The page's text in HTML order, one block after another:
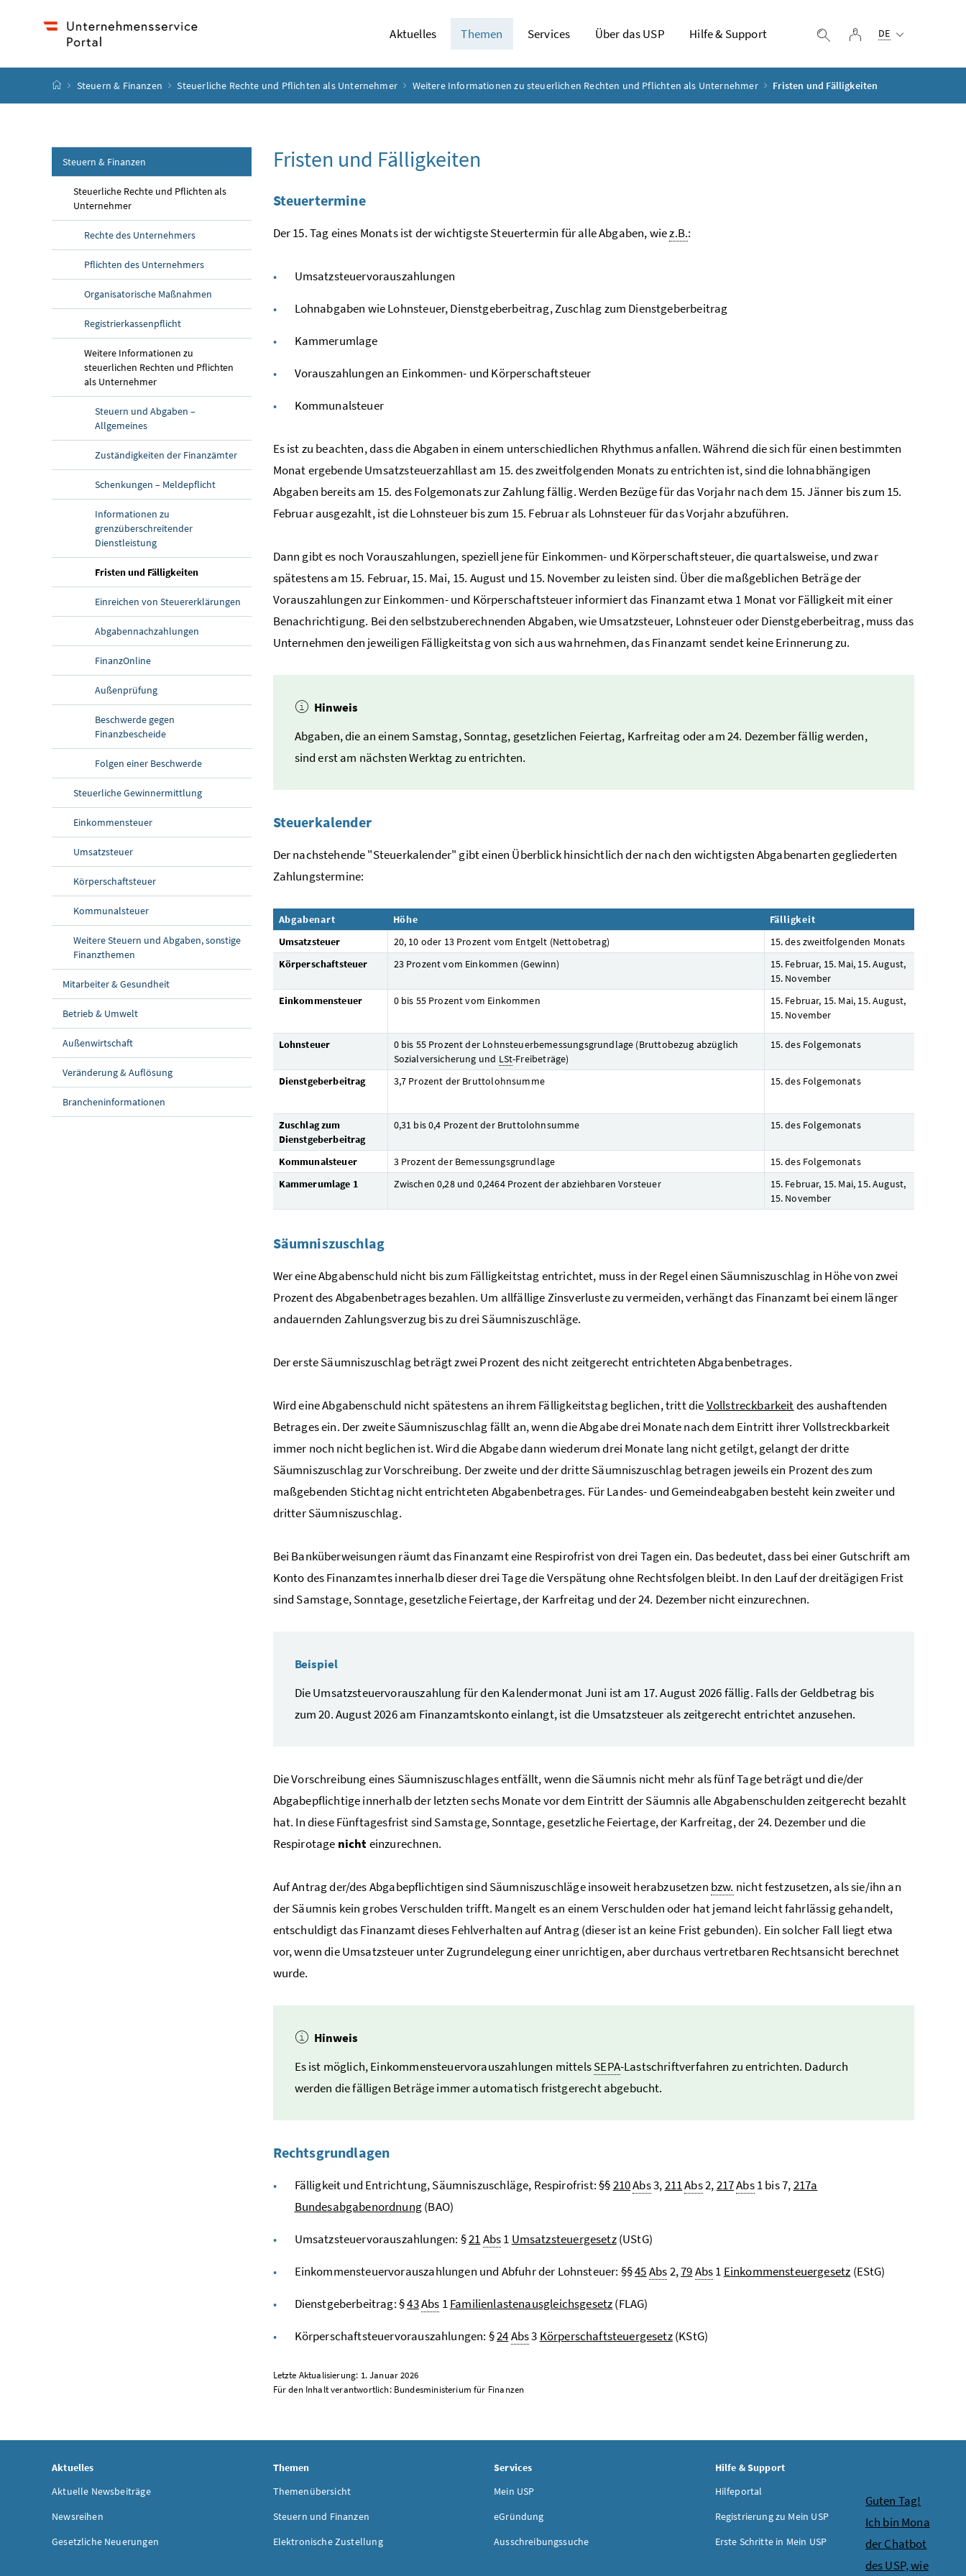
Aktuelles Themen Services Über das USP Hilfe & Support Suche einblenden
Login
DE
Startseite
Steuern & Finanzen Steuerliche Rechte und Pflichten als Unternehmer Weitere Informationen zu steuerlichen Rechten und Pflichten als Unternehmer Fristen und Fälligkeiten
Steuern & Finanzen
Steuerliche Rechte und Pflichten als
Unternehmer
Rechte des Unternehmers
Pflichten des Unternehmers
Organisatorische Maßnahmen
Registrierkassenpflicht
Weitere Informationen zu
steuerlichen Rechten und Pflichten
als Unternehmer
Steuern und Abgaben –
Allgemeines
Zuständigkeiten der Finanzämter
Schenkungen – Meldepflicht
Informationen zu
grenzüberschreitender
Dienstleistung
Fristen und Fälligkeiten
Einreichen von Steuererklärungen
Abgabennachzahlungen
FinanzOnline
Außenprüfung
Beschwerde gegen
Finanzbescheide
Folgen einer Beschwerde
Steuerliche Gewinnermittlung
Einkommensteuer
Umsatzsteuer
Körperschaftsteuer
Kommunalsteuer
Weitere Steuern und Abgaben, sonstige
Finanzthemen
Mitarbeiter & Gesundheit
Betrieb & Umwelt
Außenwirtschaft
Veränderung & Auflösung
Brancheninformationen
Fristen und Fälligkeiten
Steuertermine
Der 15. Tag eines Monats ist der wichtigste Steuertermin für alle Abgaben, wiez.B.:
Umsatzsteuervorauszahlungen
Lohnabgaben wie Lohnsteuer, Dienstgeberbeitrag, Zuschlag zum Dienstgeberbeitrag
Kammerumlage
Vorauszahlungen an Einkommen- und Körperschaftsteuer
Kommunalsteuer
Es ist zu beachten, dass die Abgaben in einem unterschiedlichen Rhythmus anfallen. Während die sich für einen bestimmten
Monat ergebende Umsatzsteuerzahllast am 15. des zweitfolgenden Monats zu entrichten ist, sind die lohnabhängigen
Abgaben bereits am 15. des Folgemonats zur Zahlung fällig. Werden Bezüge für das Vorjahr nach dem 15. Jänner bis zum 15.
Februar ausgezahlt, ist die Lohnsteuer bis zum 15. Februar als Lohnsteuer für das Vorjahr abzuführen.
Dann gibt es noch Vorauszahlungen, speziell jene für Einkommen- und Körperschaftsteuer, die quartalsweise, und zwar
spätestens am 15. Februar, 15. Mai, 15. August und 15. November zu leisten sind. Über die maßgeblichen Beträge der
Vorauszahlungen zur Einkommen- und Körperschaftsteuer informiert das Finanzamt etwa 1 Monat vor Fälligkeit mit einer
Benachrichtigung. Bei den selbstzuberechnenden Abgaben, wie Umsatzsteuer, Lohnsteuer oder Dienstgeberbeitrag, muss das
Unternehmen den jeweiligen Fälligkeitstag von sich aus wahrnehmen, das Finanzamt sendet keine Erinnerung zu.
Hinweis
Abgaben, die an einem Samstag, Sonntag, gesetzlichen Feiertag, Karfreitag oder am 24. Dezember fällig werden,
sind erst am nächsten Werktag zu entrichten.
Steuerkalender
Der nachstehende "Steuerkalender" gibt einen Überblick hinsichtlich der nach den wichtigsten Abgabenarten gegliederten
Zahlungstermine:
Abgabenart Höhe
Fälligkeit
Umsatzsteuer
20, 10 oder 13 Prozent vom Entgelt (Nettobetrag)
15. des zweitfolgenden Monats
Körperschaftsteuer
23 Prozent vom Einkommen (Gewinn)
15. Februar, 15. Mai, 15. August,
15. November
Einkommensteuer
0 bis 55 Prozent vom Einkommen
15. Februar, 15. Mai, 15. August,
15. November
Lohnsteuer
0 bis 55 Prozent der Lohnsteuerbemessungsgrundlage (Bruttobezug abzüglich
Sozialversicherung und LSt-Freibeträge)
15. des Folgemonats
Dienstgeberbeitrag 3,7 Prozent der Bruttolohnsumme 15. des Folgemonats
Zuschlag zum
Dienstgeberbeitrag
0,31 bis 0,4 Prozent der Bruttolohnsumme 15. des Folgemonats
Kommunalsteuer 3 Prozent der Bemessungsgrundlage
15. des Folgemonats
Kammerumlage 1
Zwischen 0,28 und 0,2464 Prozent der abziehbaren Vorsteuer
15. Februar, 15. Mai, 15. August,
15. November
Säumniszuschlag
Wer eine Abgabenschuld nicht bis zum Fälligkeitstag entrichtet, muss in der Regel einen Säumniszuschlag in Höhe von zwei
Prozent des Abgabenbetrages bezahlen. Um allfällige Zinsverluste zu vermeiden, verhängt das Finanzamt bei einem länger
andauernden Zahlungsverzug bis zu drei Säumniszuschläge.
Der erste Säumniszuschlag beträgt zwei Prozent des nicht zeitgerecht entrichteten Abgabenbetrages.
Wird eine Abgabenschuld nicht spätestens an ihrem Fälligkeitstag beglichen, tritt dieVollstreckbarkeitdes aushaftenden
Betrages ein. Der zweite Säumniszuschlag fällt an, wenn die Abgabe drei Monate nach dem Eintritt ihrer Vollstreckbarkeit
immer noch nicht beglichen ist. Wird die Abgabe dann wiederum drei Monate lang nicht getilgt, gelangt der dritte
Säumniszuschlag zur Vorschreibung. Der zweite und der dritte Säumniszuschlag betragen jeweils ein Prozent des zum
maßgebenden Stichtag nicht entrichteten Abgabenbetrages. Für Landes- und Gemeindeabgaben besteht kein zweiter und
dritter Säumniszuschlag.
Bei Banküberweisungen räumt das Finanzamt eine Respirofrist von drei Tagen ein. Das bedeutet, dass bei einer Gutschrift am
Konto des Finanzamtes innerhalb dieser drei Tage die Verspätung ohne Rechtsfolgen bleibt. In den Lauf der dreitägigen Frist
sind Samstage, Sonntage, gesetzliche Feiertage, der Karfreitag und der 24. Dezember nicht einzurechnen.
Beispiel
Die Umsatzsteuervorauszahlung für den Kalendermonat Juni ist am 17. August 2026 fällig. Falls der Geldbetrag bis
zum 20. August 2026 am Finanzamtskonto einlangt, ist die Umsatzsteuer als zeitgerecht entrichtet anzusehen.
Die Vorschreibung eines Säumniszuschlages entfällt, wenn die Säumnis nicht mehr als fünf Tage beträgt und die/der
Abgabepflichtige innerhalb der letzten sechs Monate vor dem Eintritt der Säumnis alle Abgabenschulden zeitgerecht bezahlt
hat. In diese Fünftagesfrist sind Samstage, Sonntage, gesetzliche Feiertage, der Karfreitag, der 24. Dezember und die
Respirotage nichteinzurechnen.
Auf Antrag der/des Abgabepflichtigen sind Säumniszuschläge insoweit herabzusetzen bzw. nicht festzusetzen, als sie/ihn an
der Säumnis kein grobes Verschulden trifft. Mangelt es an einem Verschulden oder hat jemand leicht fahrlässig gehandelt,
entschuldigt das Finanzamt dieses Fehlverhalten auf Antrag (dieser ist an keine Frist gebunden). Ein solcher Fall liegt etwa
vor, wenn die Umsatzsteuer unter Zugrundelegung einer unrichtigen, aber durchaus vertretbaren Rechtsansicht berechnet
wurde.
Hinweis
Es ist möglich, Einkommensteuervorauszahlungen mittelsSEPA-Lastschriftverfahren zu entrichten. Dadurch
werden die fälligen Beträge immer automatisch fristgerecht abgebucht.
Rechtsgrundlagen
Fälligkeit und Entrichtung, Säumniszuschläge, Respirofrist: §§210Abs3,211Abs2,217Abs1 bis 7,217a
Bundesabgabenordnung(BAO)
Umsatzsteuervorauszahlungen: §21Abs1 Umsatzsteuergesetz(UStG)
Einkommensteuervorauszahlungen und Abfuhr der Lohnsteuer: §§45Abs2,79Abs1 Einkommensteuergesetz (EStG)
Dienstgeberbeitrag: §43Abs 1Familienlastenausgleichsgesetz(FLAG)
Körperschaftsteuervorauszahlungen: §24Abs3 Körperschaftsteuergesetz(KStG)
Letzte Aktualisierung: 1. Januar 2026
Für den Inhalt verantwortlich: Bundesministerium für Finanzen
Aktuelles
Aktuelle Newsbeiträge
Newsreihen
Gesetzliche Neuerungen
Themen
Themenübersicht
Steuern und Finanzen
Elektronische Zustellung
Services
Mein USP
eGründung
Ausschreibungssuche
Hilfe & Support
Hilfeportal
Registrierung zu Mein USP
Erste Schritte in Mein USP
Chatbot
Guten Tag!
Ich bin Mona
der Chatbot
des USP, wie